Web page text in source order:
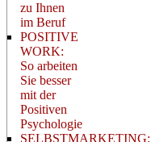
zu Ihnen
im Beruf
POSITIVE
WORK:
So arbeiten
Sie besser
mit der
Positiven
Psychologie
SELBSTMARKETING: